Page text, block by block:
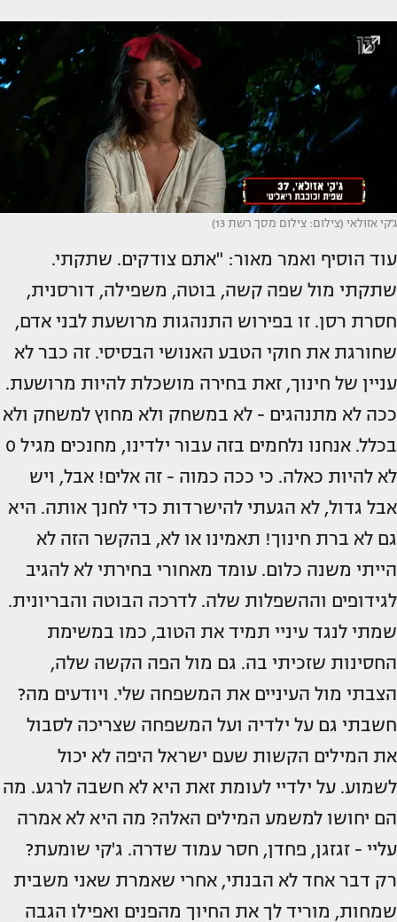
ג'קי אזולאי (צילום: צילום מסך רשת 13)
עוד הוסיף ואמר מאור: "אתם צודקים. שתקתי.
שתקתי מול שפה קשה, בוטה, משפילה, דורסנית,
חסרת רסן. זו בפירוש התנהגות מרושעת לבני אדם,
שחורגת את חוקי הטבע האנושי הבסיסי. זה כבר לא
עניין של חינוך, זאת בחירה מושכלת להיות מרושעת.
ככה לא מתנהגים - לא במשחק ולא מחוץ למשחק ולא
בכלל. אנחנו נלחמים בזה עבור ילדינו, מחנכים מגיל 0
לא להיות כאלה. כי ככה כמוה - זה אלים! אבל, ויש
אבל גדול, לא הגעתי להישרדות כדי לחנך אותה. היא
גם לא ברת חינוך! תאמינו או לא, בהקשר הזה לא
הייתי משנה כלום. עומד מאחורי בחירתי לא להגיב
לגידופים וההשפלות שלה. לדרכה הבוטה והבריונית.
שמתי לנגד עיניי תמיד את הטוב, כמו במשימת
החסינות שזכיתי בה. גם מול הפה הקשה שלה,
הצבתי מול העיניים את המשפחה שלי. ויודעים מה?
חשבתי גם על ילדיה ועל המשפחה שצריכה לסבול
את המילים הקשות שעם ישראל היפה לא יכול
לשמוע. על ילדיי לעומת זאת היא לא חשבה לרגע. מה
הם יחושו למשמע המילים האלה? מה היא לא אמרה
עליי - זגזגן, פחדן, חסר עמוד שדרה. ג'קי שומעת?
רק דבר אחד לא הבנתי, אחרי שאמרת שאני משבית
שמחות, מוריד לך את החיוך מהפנים ואפילו הגבה